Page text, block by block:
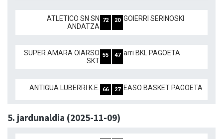
ATLETICO SN SN
ANDATZA
72 20 GOIERRI SERINOSKI
SUPER AMARA OIARSO
SKT
55 47 arri BKL PAGOETA
ANTIGUA LUBERRI K.E. 66 27 EASO BASKET PAGOETA
5. jardunaldia (2025-11-09)